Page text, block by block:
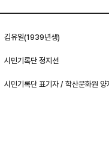
김유일(1939년생)
시민기록단 정지선
시민기록단 표기자 / 학산문화원 양